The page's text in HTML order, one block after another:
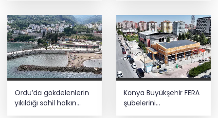
çağrısı
Ordu’da gökdelenlerin
yıkıldığı sahil halkın
Konya Büyükşehir FERA
şubelerini